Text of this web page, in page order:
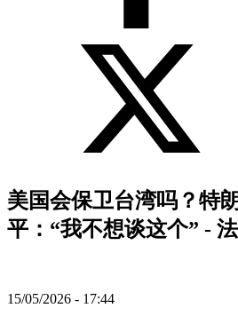
美国会保卫台湾吗？特
平：“我不想谈这个” -
15/05/2026 - 17:44